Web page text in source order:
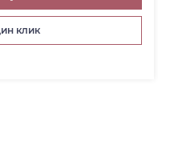
клик